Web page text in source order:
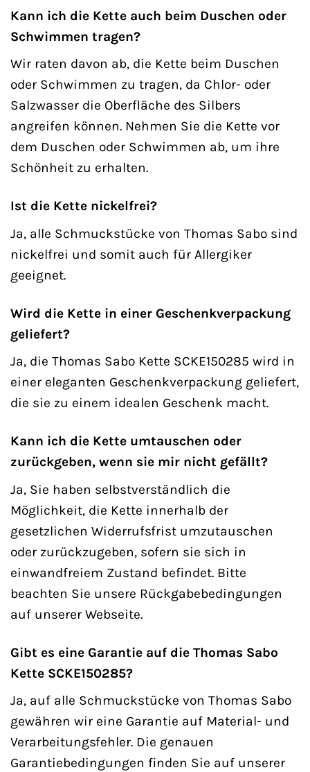
Kann ich die Kette auch beim Duschen oder
Schwimmen tragen?
Wir raten davon ab, die Kette beim Duschen
oder Schwimmen zu tragen, da Chlor- oder
Salzwasser die Oberfläche des Silbers
angreifen können. Nehmen Sie die Kette vor
dem Duschen oder Schwimmen ab, um ihre
Schönheit zu erhalten.
Ist die Kette nickelfrei?
Ja, alle Schmuckstücke von Thomas Sabo sind
nickelfrei und somit auch für Allergiker
geeignet.
Wird die Kette in einer Geschenkverpackung
geliefert?
Ja, die Thomas Sabo Kette SCKE150285 wird in
einer eleganten Geschenkverpackung geliefert,
die sie zu einem idealen Geschenk macht.
Kann ich die Kette umtauschen oder
zurückgeben, wenn sie mir nicht gefällt?
Ja, Sie haben selbstverständlich die
Möglichkeit, die Kette innerhalb der
gesetzlichen Widerrufsfrist umzutauschen
oder zurückzugeben, sofern sie sich in
einwandfreiem Zustand befindet. Bitte
beachten Sie unsere Rückgabebedingungen
auf unserer Webseite.
Gibt es eine Garantie auf die Thomas Sabo
Kette SCKE150285?
Ja, auf alle Schmuckstücke von Thomas Sabo
gewähren wir eine Garantie auf Material- und
Verarbeitungsfehler. Die genauen
Garantiebedingungen finden Sie auf unserer